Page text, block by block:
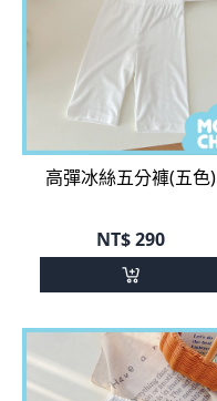
高彈冰絲五分褲(五色)
NT$290